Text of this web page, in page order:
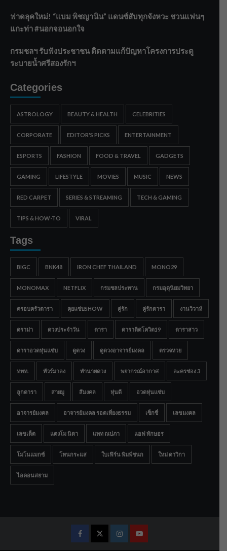
ฟาดลุคใหม่! “แบม พิชญานิน” แดนซ์สับทุกจังหวะ ชวนแฟนๆ
แกะท่า #นอกจอนอกใจ
กรมชลฯ รับฟังประชาชน ติดตามแก้ปัญหาโครงการประตู
ระบายน้ำศรีสองรักฯ
Categories
ASTROLOGY BEAUTY & HEALTH CELEBRITIES
CORPORATE EDITOR'S PICKS ENTERTAINMENT
ESPORTS FASHION FOOD & TRAVEL GADGETS
GAMING LIFESTYLE MOVIES MUSIC NEWS
RED CARPET SERIES & STREAMING TECH & GAMING
TIPS & HOW-TO VIRAL
Tags
BIGC BNK48 IRON CHEF THAILAND MONO29
MONOMAX NETFLIX กรมชลประทาน กรมอุตุนิยมวิทยา
ครอบครัวดารา คุยแซ่บSHOW คู่รัก คู่รักดารา งานวิวาห์
ดราม่า ดวงประจำวัน ดารา ดาราติดโควิด19 ดาราสาว
ดาราอวดหุ่นแซ่บ ดูดวง ดูดวงอาจารย์มงคล ตรวจหวย
ททท. ทัวร์มาลง ทำนายดวง พยากรณ์อากาศ ละครช่อง 3
ลูกดารา สายมู สีมงคล หุ่นดี อวดหุ่นแซ่บ
อาจารย์มงคล อาจารย์มงคล รอดเที่ยงธรรม เซ็กซี่ เลขมงคล
เลขเด็ด แตงโม นิดา แพท ณปภา แอฟ ทักษอร
โมโนแมกซ์ โหนกระแส ใบเฟิร์น พิมพ์ชนก ใหม่ ดาวิกา
ไอคอนสยาม
FacebookTwitterInstagramYoutube